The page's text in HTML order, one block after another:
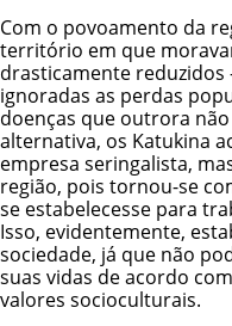
Com o povoamento da
território em que
drasticamente
ignoradas as perdas
doenças que outrora
alternativa, os Katukina
empresa seringalista,
região, pois tornou-se
se estabelecesse para
Isso, evidentemente,
sociedade, já que não
suas vidas de acordo
valores socioculturais.